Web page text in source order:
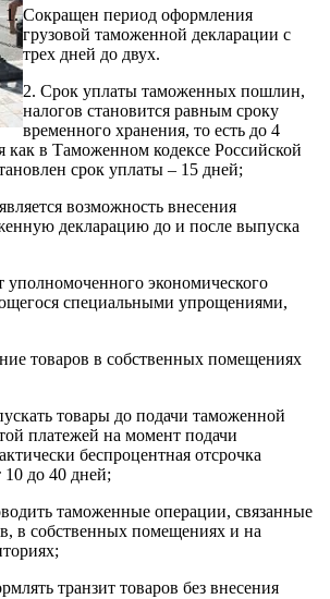
Сокращен период оформления
грузовой таможенной декларации с
трех дней до двух.
2. Срок уплаты таможенных пошлин,
налогов становится равным сроку
временного хранения, то есть до 4
как в Таможенном кодексе Российской
срок уплаты – 15 дней;
возможность внесения
декларацию до и после выпуска
уполномоченного экономического
специальными упрощениями,
товаров в собственных помещениях
товары до подачи таможенной
платежей на момент подачи
беспроцентная отсрочка
10 до 40 дней;
таможенные операции, связанные
в собственных помещениях и на
транзит товаров без внесения